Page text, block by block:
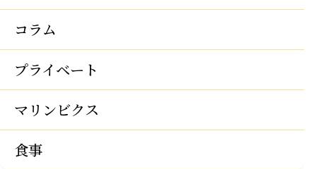
コラム
プライベート
マリンビクス
食事